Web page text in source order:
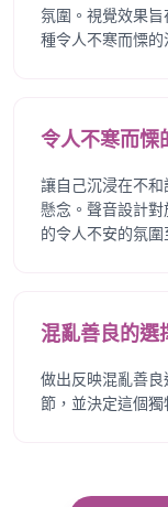
氛圍。視覺效果
種令人不寒而慄的
令人不寒而慄
讓自己沉浸在不
懸念。聲音設計
的令人不安的氛圍
混亂善良的選
做出反映混亂善
節，並決定這個